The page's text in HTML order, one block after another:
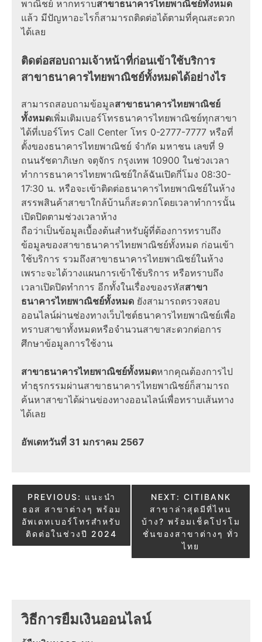
พาณิชย์ หากทราบสาขาธนาคารไทยพาณิชย์ทั้งหมด
แล้ว มีปัญหาอะไรก็สามารถติดต่อได้ตามที่คุณสะดวก
ได้เลย
ติดต่อสอบถามเจ้าหน้าที่ก่อนเข้าใช้บริการ
สาขาธนาคารไทยพาณิชย์ทั้งหมดได้อย่างไร
สามารถสอบถามข้อมูลสาขาธนาคารไทยพาณิชย์
ทั้งหมดเพิ่มเติมเบอร์โทรธนาคารไทยพาณิชย์ทุกสาขา
ได้ที่เบอร์โทร Call Center โทร 0-2777-7777 หรือที่
ตั้งของธนาคารไทยพาณิชย์ จำกัด มหาชน เลขที่ 9
ถนนรัชดาภิเษก จตุจักร กรุงเทพ 10900 ในช่วงเวลา
ทำการธนาคารไทยพาณิชย์ใกล้ฉันเปิดกี่โมง 08:30-
17:30 น. หรือจะเข้าติดต่อธนาคารไทยพาณิชย์ในห้าง
สรรพสินค้าสาขาใกล้บ้านก็สะดวกโดยเวลาทำการนั้น
เปิดปิดตามช่วงเวลาห้าง
ถือว่าเป็นข้อมูลเบื้องต้นสำหรับผู้ที่ต้องการทราบถึง
ข้อมูลของสาขาธนาคารไทยพาณิชย์ทั้งหมด ก่อนเข้า
ใช้บริการ รวมถึงสาขาธนาคารไทยพาณิชย์ในห้าง
เพราะจะได้วางแผนการเข้าใช้บริการ หรือทราบถึง
เวลาเปิดปิดทำการ อีกทั้งในเรื่องของรหัสสาขา
ธนาคารไทยพาณิชย์ทั้งหมด ยังสามารถตรวจสอบ
ออนไลน์ผ่านช่องทางเว็บไซต์ธนาคารไทยพาณิชย์เพื่อ
ทราบสาขาทั้งหมดหรือจำนวนสาขาสะดวกต่อการ
ศึกษาข้อมูลการใช้งาน
สาขาธนาคารไทยพาณิชย์ทั้งหมดหากคุณต้องการไป
ทำธุรกรรมผ่านสาขาธนาคารไทยพาณิชย์ก็สามารถ
ค้นหาสาขาได้ผ่านข่องทางออนไลน์เพื่อทราบเส้นทาง
ได้เลย
อัพเดทวันที่ 31 มกราคม 2567
Post
navigation
PREVIOUS: แนะนำ
ธอส สาขาต่างๆ พร้อม
อัพเดทเบอร์โทรสำหรับ
ติดต่อในช่วงปี 2024
NEXT: CITIBANK
สาขาล่าสุดมีที่ไหน
บ้าง? พร้อมเช็คโปรโม
ชั่นของสาขาต่างๆ ทั่ว
ไทย
วิธีการยืมเงินออนไลน์